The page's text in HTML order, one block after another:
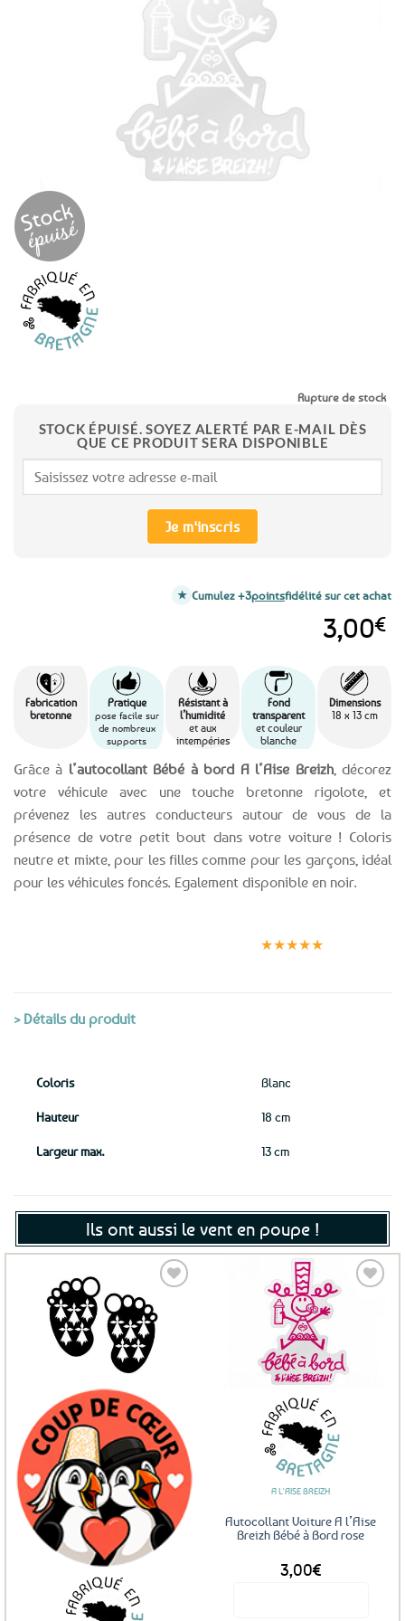
Grâce à l’autocollant Bébé à bord A l’Aise Breizh, décorez
votre véhicule avec une touche bretonne rigolote, et
prévenez les autres conducteurs autour de vous de la
présence de votre petit bout dans votre voiture ! Coloris
neutre et mixte, pour les filles comme pour les garçons, idéal
pour les véhicules foncés. Egalement disponible en noir.
Fabrication
bretonne
Pratique
pose facile sur
de nombreux
supports
Résistant à
l’humidité
et aux
intempéries
Fond
transparent
et couleur
blanche
Dimensions
18 x 13 cm
3,00€
Rupture de stock
STOCK ÉPUISÉ. SOYEZ ALERTÉ PAR E-MAIL DÈS
QUE CE PRODUIT SERA DISPONIBLE
Je m'inscris
Cumulez +3pointsfidélité sur cet achat
★★★★★
> Détails du produit
Coloris Blanc
Hauteur 18 cm
Largeur max. 13 cm
Ils ont aussi le vent en poupe !
Ajouter
A L'AISE BREIZH
Autocollant Voiture A l’Aise
Breizh Bébé à Bord rose
3,00€